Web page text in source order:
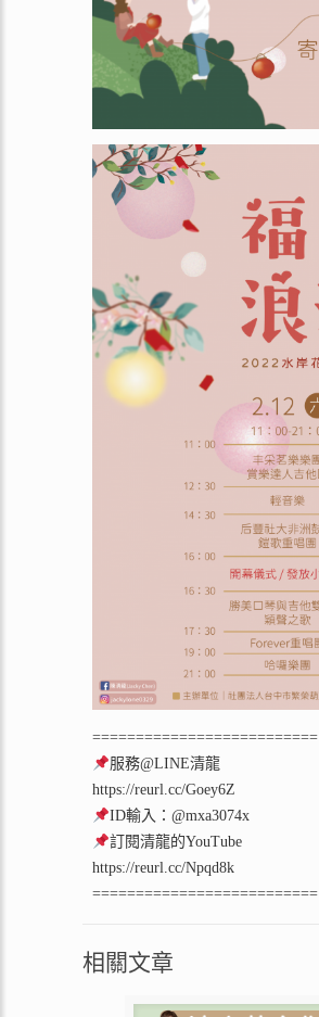
==========================
服務@LINE清龍
https://reurl.cc/Goey6Z
ID輸入：@mxa3074x
訂閱清龍的YouTube
https://reurl.cc/Npqd8k
==========================
相關文章